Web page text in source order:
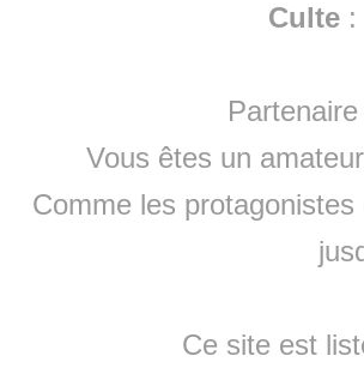
Culte :
Vous êtes un
Comme les
Ce site est